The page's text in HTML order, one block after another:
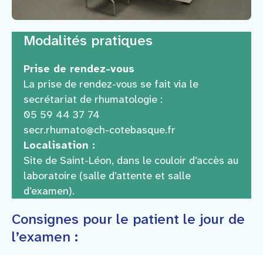
Modalités pratiques
Prise de rendez-vous
La prise de rendez-vous se fait via le
secrétariat de rhumatologie :
05 59 44 37 74
secr.rhumato@ch-cotebasque.fr
Localisation :
Site de Saint-Léon, dans le couloir d’accès au
laboratoire (salle d’attente et salle
d’examen).
Consignes pour le patient le jour de
l’examen :